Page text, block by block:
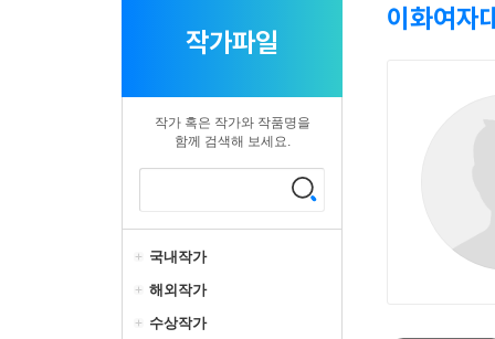
작가파일
작가 혹은 작가와 작품명을
함께 검색해 보세요.
국내작가
해외작가
수상작가
이화여자